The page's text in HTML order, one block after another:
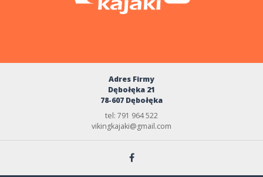
Adres Firmy
Dębołęka 21
78-607 Dębołęka
tel: 791 964 522
vikingkajaki@gmail.com